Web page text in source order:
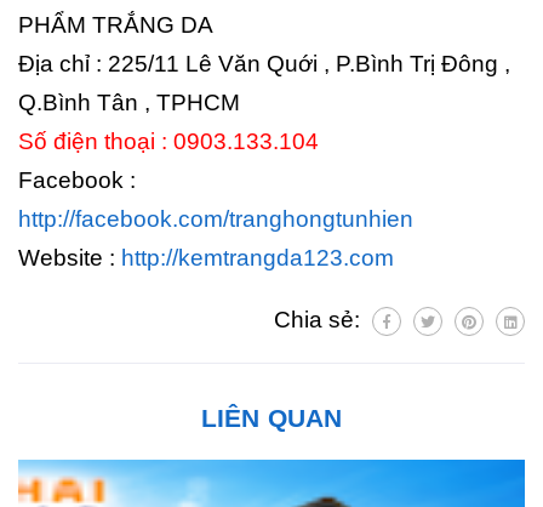
PHẨM TRẮNG DA
Địa chỉ : 225/11 Lê Văn Quới , P.Bình Trị Đông ,
Q.Bình Tân , TPHCM
Số điện thoại : 0903.133.104
Facebook :
http://facebook.com/tranghongtunhien
Website : http://kemtrangda123.com
Chia sẻ:
LIÊN QUAN